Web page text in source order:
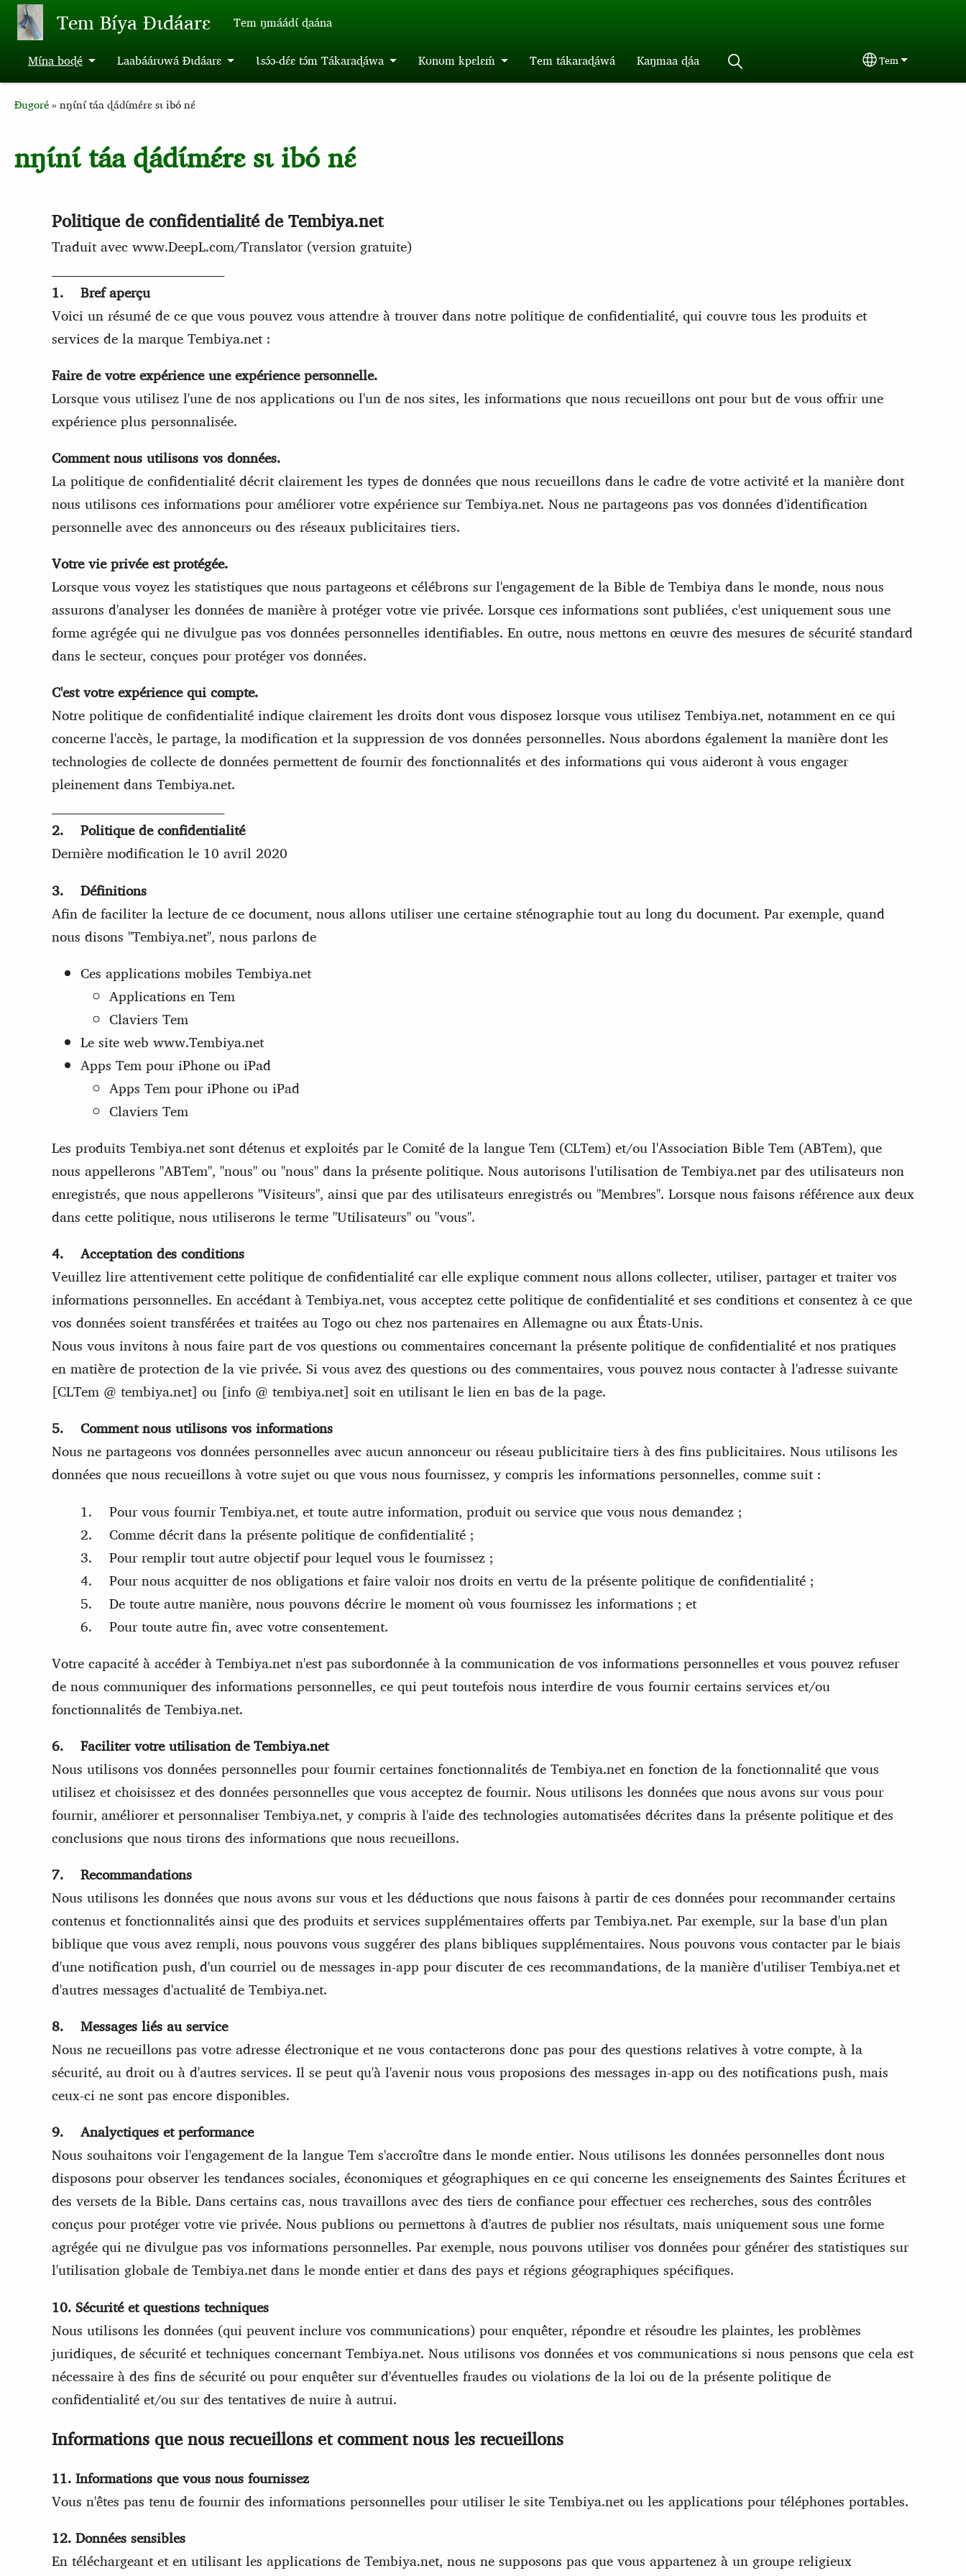
Aller au contenu principal
Tem Bíya Ɖɩdáarɛ Tem ŋmáádɩ́ ɖaána
Mɩ́na boɖé Laabáárʊwá Ɖɩdáarɛ Ɩsɔ́ɔ-dɛ́ɛ tɔ́m Tákaraɖáwa Kʊnʊm kpɛlɛḿ Tem tákaraɖáwá Kaŋmaa ɖáa Select your
Tem
Breadcrumb
Ɖugoré nŋɩ́nɩ́ táa ɖádɩ́mɛ́rɛ sɩ ibó nɛ́
nŋɩ́nɩ́ táa ɖádɩ́mɛ́rɛ sɩ ibó nɛ́
Politique de confidentialité de Tembiya.net
Traduit avec www.DeepL.com/Translator (version gratuite)
1. Bref aperçu
Voici un résumé de ce que vous pouvez vous attendre à trouver dans notre politique de confidentialité, qui couvre tous les produits et
services de la marque Tembiya.net :
Faire de votre expérience une expérience personnelle.
Lorsque vous utilisez l'une de nos applications ou l'un de nos sites, les informations que nous recueillons ont pour but de vous offrir une
expérience plus personnalisée.
Comment nous utilisons vos données.
La politique de confidentialité décrit clairement les types de données que nous recueillons dans le cadre de votre activité et la manière dont
nous utilisons ces informations pour améliorer votre expérience sur Tembiya.net. Nous ne partageons pas vos données d'identification
personnelle avec des annonceurs ou des réseaux publicitaires tiers.
Votre vie privée est protégée.
Lorsque vous voyez les statistiques que nous partageons et célébrons sur l'engagement de la Bible de Tembiya dans le monde, nous nous
assurons d'analyser les données de manière à protéger votre vie privée. Lorsque ces informations sont publiées, c'est uniquement sous une
forme agrégée qui ne divulgue pas vos données personnelles identifiables. En outre, nous mettons en œuvre des mesures de sécurité standard
dans le secteur, conçues pour protéger vos données.
C'est votre expérience qui compte.
Notre politique de confidentialité indique clairement les droits dont vous disposez lorsque vous utilisez Tembiya.net, notamment en ce qui
concerne l'accès, le partage, la modification et la suppression de vos données personnelles. Nous abordons également la manière dont les
technologies de collecte de données permettent de fournir des fonctionnalités et des informations qui vous aideront à vous engager
pleinement dans Tembiya.net.
2. Politique de confidentialité
Dernière modification le 10 avril 2020
3. Définitions
Afin de faciliter la lecture de ce document, nous allons utiliser une certaine sténographie tout au long du document. Par exemple, quand
nous disons "Tembiya.net", nous parlons de
Ces applications mobiles Tembiya.net
Applications en Tem
Claviers Tem
Le site web www.Tembiya.net
Apps Tem pour iPhone ou iPad
Apps Tem pour iPhone ou iPad
Claviers Tem
Les produits Tembiya.net sont détenus et exploités par le Comité de la langue Tem (CLTem) et/ou l'Association Bible Tem (ABTem), que
nous appellerons "ABTem", "nous" ou "nous" dans la présente politique. Nous autorisons l'utilisation de Tembiya.net par des utilisateurs non
enregistrés, que nous appellerons "Visiteurs", ainsi que par des utilisateurs enregistrés ou "Membres". Lorsque nous faisons référence aux deux
dans cette politique, nous utiliserons le terme "Utilisateurs" ou "vous".
4. Acceptation des conditions
Veuillez lire attentivement cette politique de confidentialité car elle explique comment nous allons collecter, utiliser, partager et traiter vos
informations personnelles. En accédant à Tembiya.net, vous acceptez cette politique de confidentialité et ses conditions et consentez à ce que
vos données soient transférées et traitées au Togo ou chez nos partenaires en Allemagne ou aux États-Unis.
Nous vous invitons à nous faire part de vos questions ou commentaires concernant la présente politique de confidentialité et nos pratiques
en matière de protection de la vie privée. Si vous avez des questions ou des commentaires, vous pouvez nous contacter à l'adresse suivante
[CLTem @ tembiya.net] ou [info @ tembiya.net] soit en utilisant le lien en bas de la page.
5. Comment nous utilisons vos informations
Nous ne partageons vos données personnelles avec aucun annonceur ou réseau publicitaire tiers à des fins publicitaires. Nous utilisons les
données que nous recueillons à votre sujet ou que vous nous fournissez, y compris les informations personnelles, comme suit :
1. Pour vous fournir Tembiya.net, et toute autre information, produit ou service que vous nous demandez ;
2. Comme décrit dans la présente politique de confidentialité ;
3. Pour remplir tout autre objectif pour lequel vous le fournissez ;
4. Pour nous acquitter de nos obligations et faire valoir nos droits en vertu de la présente politique de confidentialité ;
5. De toute autre manière, nous pouvons décrire le moment où vous fournissez les informations ; et
6. Pour toute autre fin, avec votre consentement.
Votre capacité à accéder à Tembiya.net n'est pas subordonnée à la communication de vos informations personnelles et vous pouvez refuser
de nous communiquer des informations personnelles, ce qui peut toutefois nous interdire de vous fournir certains services et/ou
fonctionnalités de Tembiya.net.
6. Faciliter votre utilisation de Tembiya.net
Nous utilisons vos données personnelles pour fournir certaines fonctionnalités de Tembiya.net en fonction de la fonctionnalité que vous
utilisez et choisissez et des données personnelles que vous acceptez de fournir. Nous utilisons les données que nous avons sur vous pour
fournir, améliorer et personnaliser Tembiya.net, y compris à l'aide des technologies automatisées décrites dans la présente politique et des
conclusions que nous tirons des informations que nous recueillons.
7. Recommandations
Nous utilisons les données que nous avons sur vous et les déductions que nous faisons à partir de ces données pour recommander certains
contenus et fonctionnalités ainsi que des produits et services supplémentaires offerts par Tembiya.net. Par exemple, sur la base d'un plan
biblique que vous avez rempli, nous pouvons vous suggérer des plans bibliques supplémentaires. Nous pouvons vous contacter par le biais
d'une notification push, d'un courriel ou de messages in-app pour discuter de ces recommandations, de la manière d'utiliser Tembiya.net et
d'autres messages d'actualité de Tembiya.net.
8. Messages liés au service
Nous ne recueillons pas votre adresse électronique et ne vous contacterons donc pas pour des questions relatives à votre compte, à la
sécurité, au droit ou à d'autres services. Il se peut qu'à l'avenir nous vous proposions des messages in-app ou des notifications push, mais
ceux-ci ne sont pas encore disponibles.
9. Analyctiques et performance
Nous souhaitons voir l'engagement de la langue Tem s'accroître dans le monde entier. Nous utilisons les données personnelles dont nous
disposons pour observer les tendances sociales, économiques et géographiques en ce qui concerne les enseignements des Saintes Écritures et
des versets de la Bible. Dans certains cas, nous travaillons avec des tiers de confiance pour effectuer ces recherches, sous des contrôles
conçus pour protéger votre vie privée. Nous publions ou permettons à d'autres de publier nos résultats, mais uniquement sous une forme
agrégée qui ne divulgue pas vos informations personnelles. Par exemple, nous pouvons utiliser vos données pour générer des statistiques sur
l'utilisation globale de Tembiya.net dans le monde entier et dans des pays et régions géographiques spécifiques.
10. Sécurité et questions techniques
Nous utilisons les données (qui peuvent inclure vos communications) pour enquêter, répondre et résoudre les plaintes, les problèmes
juridiques, de sécurité et techniques concernant Tembiya.net. Nous utilisons vos données et vos communications si nous pensons que cela est
nécessaire à des fins de sécurité ou pour enquêter sur d'éventuelles fraudes ou violations de la loi ou de la présente politique de
confidentialité et/ou sur des tentatives de nuire à autrui.
Informations que nous recueillons et comment nous les recueillons
11. Informations que vous nous fournissez
Vous n'êtes pas tenu de fournir des informations personnelles pour utiliser le site Tembiya.net ou les applications pour téléphones portables.
12. Données sensibles
En téléchargeant et en utilisant les applications de Tembiya.net, nous ne supposons pas que vous appartenez à un groupe religieux